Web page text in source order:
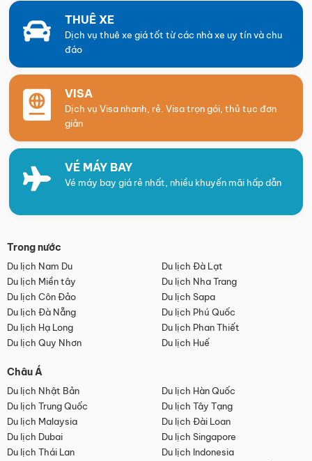
THUÊ XE
Dịch vụ thuê xe giá tốt từ các nhà xe uy tín và chu
đáo
VISA
Dịch vụ Visa nhanh, rẻ. Visa trọn gói, thủ tục đơn
giản
VÉ MÁY BAY
Vé máy bay giá rẻ nhất, nhiều khuyến mãi hấp dẫn
Trong nước
Du lịch Nam Du
Du lịch Đà Lạt
Du lịch Miền tây
Du lịch Nha Trang
Du lịch Côn Đảo
Du lịch Sapa
Du lịch Đà Nẵng
Du lịch Phú Quốc
Du lịch Hạ Long
Du lịch Phan Thiết
Du lịch Quy Nhơn
Du lịch Huế
Châu Á
Du lịch Nhật Bản
Du lịch Hàn Quốc
Du lịch Trung Quốc
Du lịch Tây Tạng
Du lịch Malaysia
Du lịch Đài Loan
Du lịch Dubai
Du lịch Singapore
Du lịch Thái Lan
Du lịch Indonesia